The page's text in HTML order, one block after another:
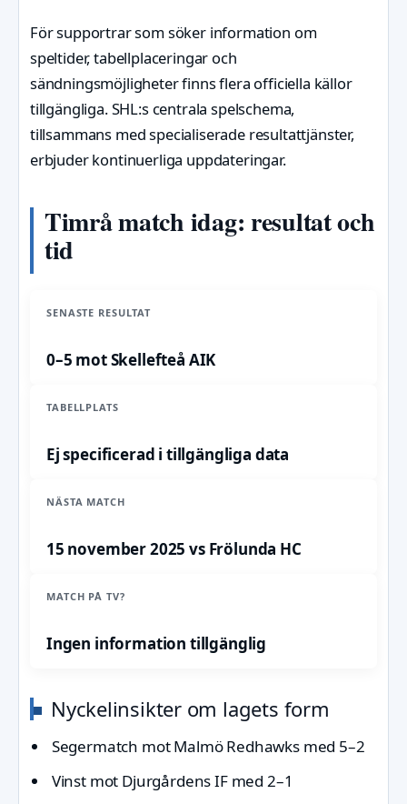
För supportrar som söker information om
speltider, tabellplaceringar och
sändningsmöjligheter finns flera officiella källor
tillgängliga. SHL:s centrala spelschema,
tillsammans med specialiserade resultattjänster,
erbjuder kontinuerliga uppdateringar.
Timrå match idag: resultat och
tid
SENASTE RESULTAT
0–5 mot Skellefteå AIK
TABELLPLATS
Ej specificerad i tillgängliga data
NÄSTA MATCH
15 november 2025 vs Frölunda HC
MATCH PÅ TV?
Ingen information tillgänglig
Nyckelinsikter om lagets form
Segermatch mot Malmö Redhawks med 5–2
Vinst mot Djurgårdens IF med 2–1